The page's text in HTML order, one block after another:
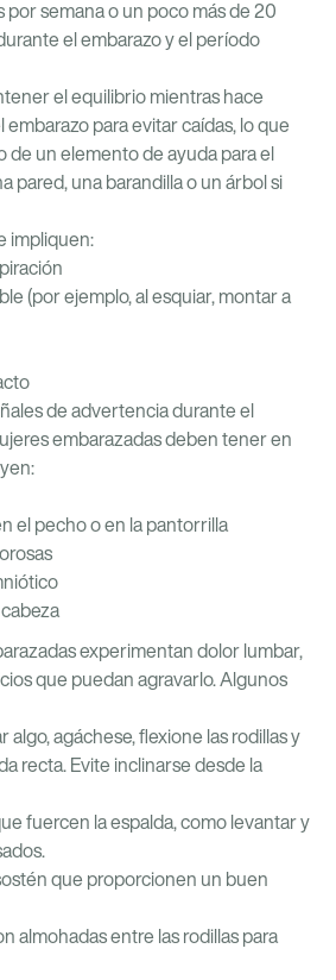
por semana o un poco más de 20
el embarazo y el período
el equilibrio mientras hace
para evitar caídas, lo que
de un elemento de ayuda para el
pared, una barandilla o un árbol si
impliquen:
(por ejemplo, al esquiar, montar a
de advertencia durante el
embarazadas deben tener en
el pecho o en la pantorrilla
experimentan dolor lumbar,
que puedan agravarlo. Algunos
algo, agáchese, flexione las rodillas y
recta. Evite inclinarse desde la
fuercen la espalda, como levantar y
que proporcionen un buen
almohadas entre las rodillas para